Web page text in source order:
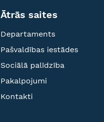
Ātrās saites
Departaments
Pašvaldības iestādes
Sociālā palīdzība
Pakalpojumi
Kontakti